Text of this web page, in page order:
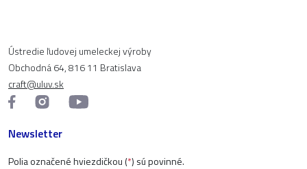
Ústredie ľudovej umeleckej výroby
Obchodná 64, 816 11 Bratislava
craft@uluv.sk
Newsletter
Polia označené hviezdičkou (*) sú povinné.